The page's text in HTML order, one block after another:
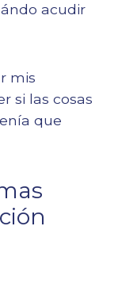
acudir
mis
si las cosas
que